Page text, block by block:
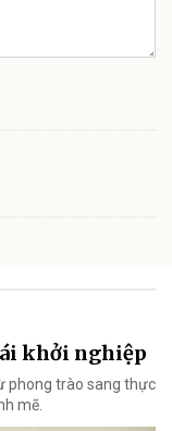
khởi nghiệp
phong trào sang thực
mẽ.